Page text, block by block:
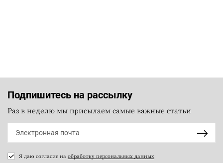
Подпишитесь на рассылку
Раз в неделю мы присылаем самые важные статьи
Я даю согласие на обработку персональных данных